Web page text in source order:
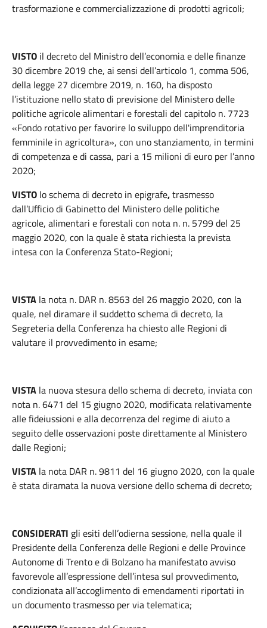
trasformazione e commercializzazione di prodotti agricoli;
VISTO il decreto del Ministro dell’economia e delle finanze
30 dicembre 2019 che, ai sensi dell’articolo 1, comma 506,
della legge 27 dicembre 2019, n. 160, ha disposto
l’istituzione nello stato di previsione del Ministero delle
politiche agricole alimentari e forestali del capitolo n. 7723
«Fondo rotativo per favorire lo sviluppo dell'imprenditoria
femminile in agricoltura», con uno stanziamento, in termini
di competenza e di cassa, pari a 15 milioni di euro per l’anno
2020;
VISTO lo schema di decreto in epigrafe,trasmesso
dall’Ufficio di Gabinetto del Ministero delle politiche
agricole, alimentari e forestali con nota n. n. 5799 del 25
maggio 2020, con la quale è stata richiesta la prevista
intesa con la Conferenza Stato-Regioni;
VISTA la nota n. DAR n. 8563 del 26 maggio 2020, con la
quale, nel diramare il suddetto schema di decreto, la
Segreteria della Conferenza ha chiesto alle Regioni di
valutare il provvedimento in esame;
VISTA la nuova stesura dello schema di decreto, inviata con
nota n. 6471 del 15 giugno 2020, modificata relativamente
alle fideiussioni e alla decorrenza del regime di aiuto a
seguito delle osservazioni poste direttamente al Ministero
dalle Regioni;
VISTA la nota DAR n. 9811 del 16 giugno 2020, con la quale
è stata diramata la nuova versione dello schema di decreto;
CONSIDERATI gli esiti dell’odierna sessione, nella quale il
Presidente della Conferenza delle Regioni e delle Province
Autonome di Trento e di Bolzano ha manifestato avviso
favorevole all’espressione dell’intesa sul provvedimento,
condizionata all’accoglimento di emendamenti riportati in
un documento trasmesso per via telematica;